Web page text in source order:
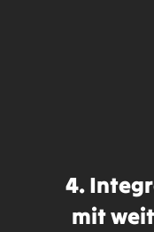
4.
mit